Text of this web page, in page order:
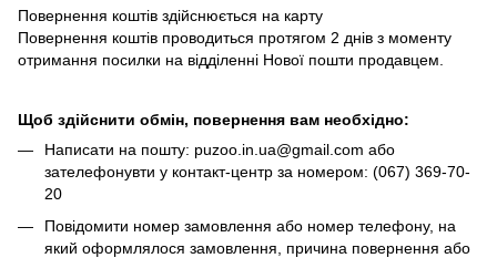
Повернення коштів здійснюється на карту
Повернення коштів проводиться протягом 2 днів з моменту
отримання посилки на відділенні Нової пошти продавцем.
Щоб здійснити обмін, повернення вам необхідно:
Написати на пошту: puzoo.in.ua@gmail.com або
зателефонувти у контакт-центр за номером: (067) 369-70-
20
Повідомити номер замовлення або номер телефону, на
який оформлялося замовлення, причина повернення або